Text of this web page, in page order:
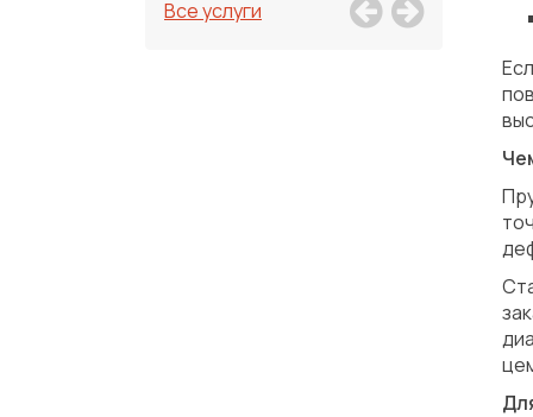
Все услуги